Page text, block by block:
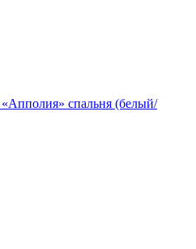
спальня (белый/